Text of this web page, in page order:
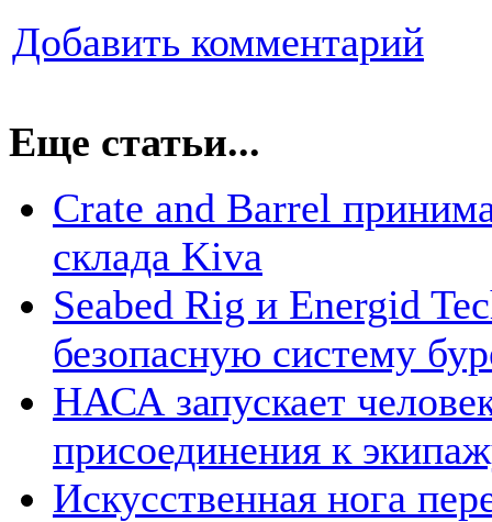
Добавить комментарий
Еще статьи...
Crate and Barrel
склада Kiva
Seabed Rig и Energid
безопасную систему
НАСА запускает
присоединения к
Искусственная нога